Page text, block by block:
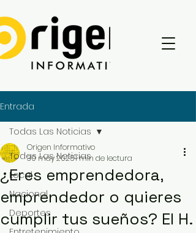
Entrada
Todas Las Noticias
Local
Nacional
Deportes
Todas Las Noticias
¿Eres emprendedora,
emprendedor o quieres
cumplir tus sueños? El H.
Origen Informativo
30 may 20251 min de lectura